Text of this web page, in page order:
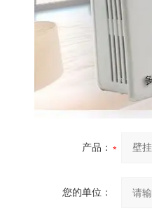
产品：
您的单位：